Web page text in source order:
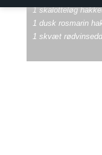
1 skalotteløg
1 dusk rosmarin
1 skvæt